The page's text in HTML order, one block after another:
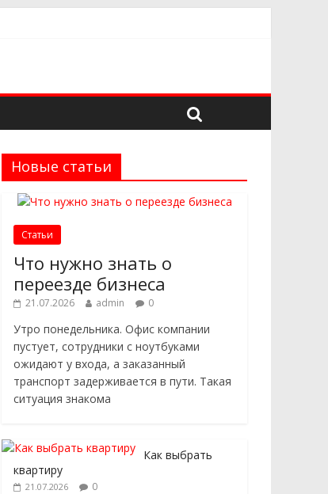
проектов
Новые статьи
Статьи
Что нужно знать о
переезде бизнеса
21.07.2026 admin 0
Утро понедельника. Офис компании
пустует, сотрудники с ноутбуками
ожидают у входа, а заказанный
транспорт задерживается в пути. Такая
ситуация знакома
Как выбрать
квартиру
21.07.2026 0